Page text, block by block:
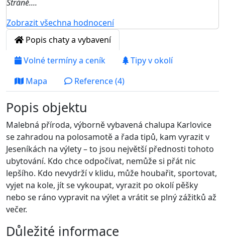
Stráně....
Zobrazit všechna hodnocení
Popis chaty a vybavení
Volné termíny a ceník
Tipy v okolí
Mapa
Reference (4)
Popis objektu
Malebná příroda, výborně vybavená chalupa Karlovice
se zahradou na polosamotě a řada tipů, kam vyrazit v
Jeseníkách na výlety – to jsou největší přednosti tohoto
ubytování. Kdo chce odpočívat, nemůže si přát nic
lepšího. Kdo nevydrží v klidu, může houbařit, sportovat,
vyjet na kole, jít se vykoupat, vyrazit po okolí pěšky
nebo se ráno vypravit na výlet a vrátit se plný zážitků až
večer.
Důležité informace